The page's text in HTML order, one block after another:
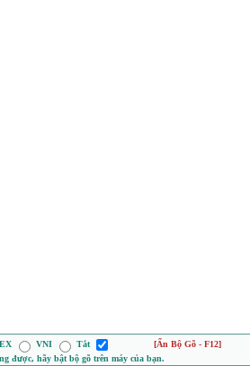
VNI Tắt
[Ẩn Bộ Gõ - F12]
được, hãy bật bộ gõ trên máy của bạn.